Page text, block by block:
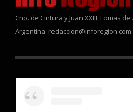
Cno. de Cintura y Juan XXIII, Lomas
Argentina.